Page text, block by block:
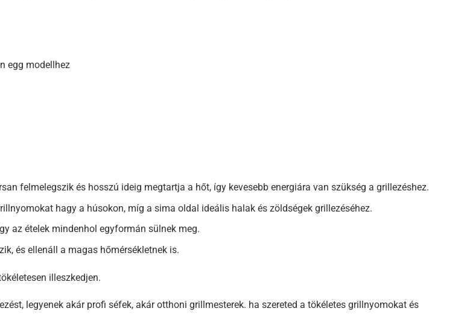
egg modellhez
felmelegszik és hosszú ideig megtartja a hőt, így kevesebb energiára van szükség a grillezéshez.
hagy a húsokon, míg a sima oldal ideális halak és zöldségek grillezéséhez.
az ételek mindenhol egyformán sülnek meg.
és ellenáll a magas hőmérsékletnek is.
illeszkedjen.
legyenek akár profi séfek, akár otthoni grillmesterek. ha szereted a tökéletes grillnyomokat és